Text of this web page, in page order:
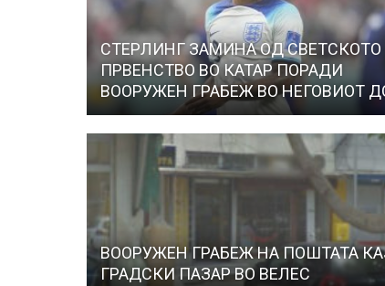
СТЕРЛИНГ ЗАМИНА ОД СВЕТСКОТО
ПРВЕНСТВО ВО КАТАР ПОРАДИ
ВООРУЖЕН ГРАБЕЖ ВО НЕГОВИОТ
ВООРУЖЕН ГРАБЕЖ НА ПОШТАТА
ГРАДСКИ ПАЗАР ВО ВЕЛЕС